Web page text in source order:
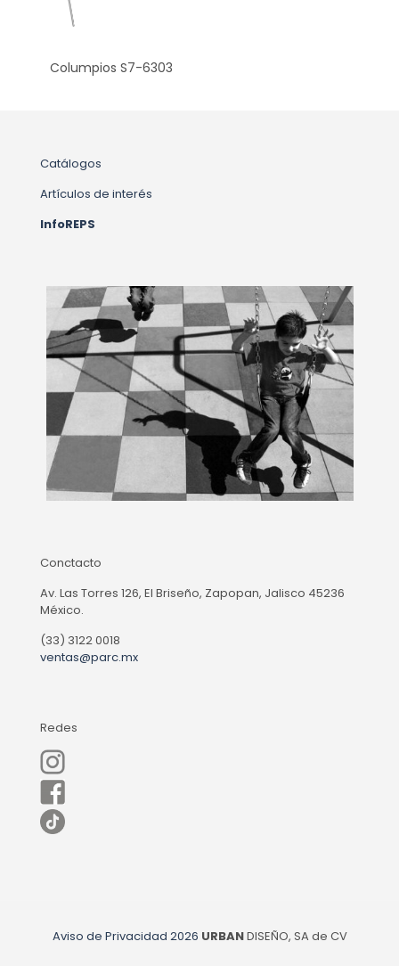
Columpios S7-6303
Catálogos
Artículos de interés
InfoREPS
Conctacto
Av. Las Torres 126, El Briseño, Zapopan, Jalisco 45236
México.
(33) 3122 0018
ventas@parc.mx
Redes
Aviso de Privacidad 2026 URBANDISEÑO, SA de CV